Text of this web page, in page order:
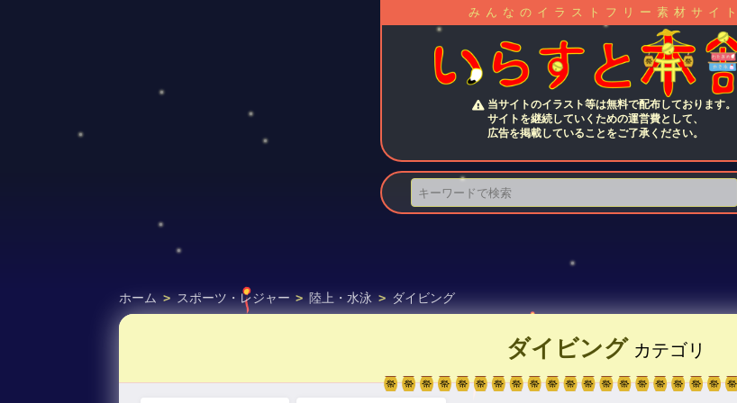
みんなのイラストフリー素材サイト
当サイトのイラスト等は無料で配布しております。
サイトを継続していくための運営費として、
広告を掲載していることをご了承ください。
ホーム > スポーツ・レジャー > 陸上・水泳 > ダイビング
ダイビング カテゴリ